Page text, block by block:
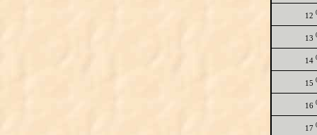
12
13
14
15
16
17